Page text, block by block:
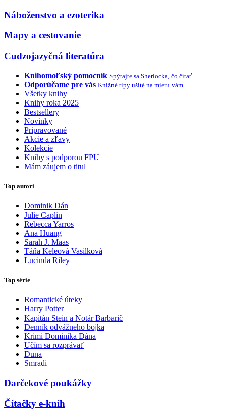
Náboženstvo a ezoterika
Mapy a cestovanie
Cudzojazyčná literatúra
Knihomoľský pomocník Spýtajte sa Sherlocka, čo čítať
Odporúčame pre vás Knižné tipy ušité na mieru vám
Všetky knihy
Knihy roka 2025
Bestsellery
Novinky
Pripravované
Akcie a zľavy
Kolekcie
Knihy s podporou FPU
Mám záujem o titul
Top autori
Dominik Dán
Julie Caplin
Rebecca Yarros
Ana Huang
Sarah J. Maas
Táňa Keleová Vasilková
Lucinda Riley
Top série
Romantické úteky
Harry Potter
Kapitán Stein a Notár Barbarič
Denník odvážneho bojka
Krimi Dominika Dána
Učím sa rozprávať
Duna
Smradi
Darčekové poukážky
Čítačky e-kníh